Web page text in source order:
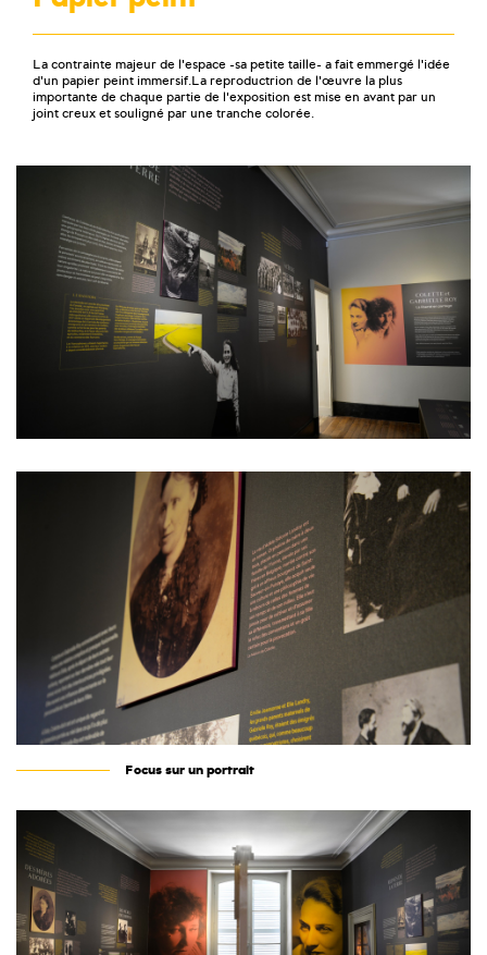
La contrainte majeur de l'espace -sa petite taille- a fait emmergé l'idée
d'un papier peint immersif.La reproductrion de l'œuvre la plus
importante de chaque partie de l'exposition est mise en avant par un
joint creux et souligné par une tranche colorée.
Focus sur un portrait